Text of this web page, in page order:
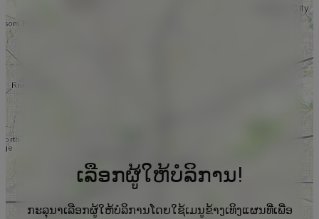
ເລືອກຜູ້ໃຫ້ບໍລິການ!
ກະລຸນາເລືອກຜູ້ໃຫ້ບໍລິການໂດຍໃຊ້ເມນູຂ້າງເທິງແຜນທີ່ເພື່ອ